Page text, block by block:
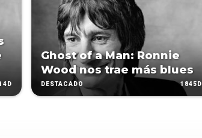
Ghost of a Man: Ronnie
Wood nos trae más blues
DESTACADO 1845D